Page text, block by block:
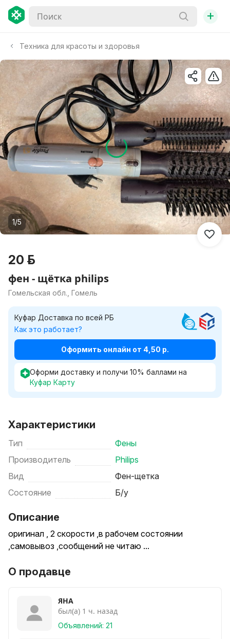
+
Техника для красоты и здоровья
1/5
20 р.
фен - щётка philips
Гомельская обл., Гомель
Куфар Доставка по всей РБ
Как это работает?
Оформить онлайн от 4,50 р.
Оформи доставку и получи 10% баллами на
Куфар Карту
Характеристики
Тип
Фены
Производитель
Philips
Вид
Фен-щетка
Состояние
Б/у
Описание
оригинал , 2 скорости ,в рабочем состоянии
,самовывоз ,сообщений не читаю ...
О продавце
ЯНА
был(а) 1 ч. назад
Объявлений: 21